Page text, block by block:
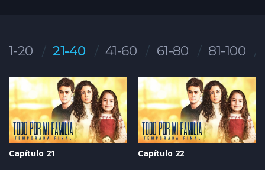
1-20 21-40 41-60 61-80 81-100
Capítulo 21 Capítulo 22